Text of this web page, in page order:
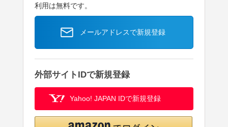
利用は無料です。
メールアドレスで新規登録
外部サイトIDで新規登録
Yahoo! JAPAN IDで新規登録